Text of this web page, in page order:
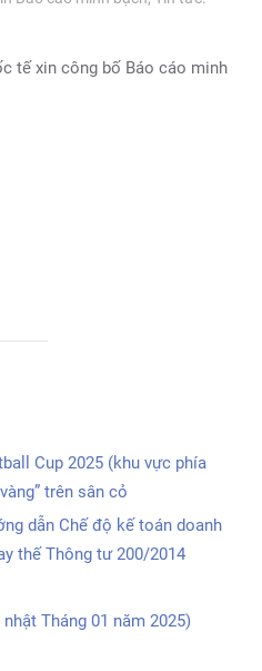
tế xin công bố Báo cáo minh
Cup 2025 (khu vực phía
trên sân cỏ
dẫn Chế độ kế toán doanh
thế Thông tư 200/2014
Tháng 01 năm 2025)